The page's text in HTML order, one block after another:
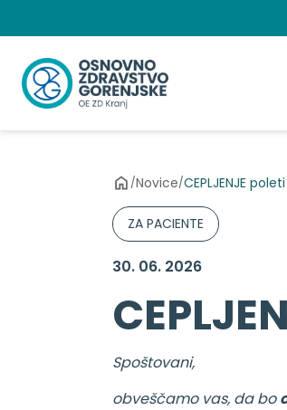
na
vsebino
/Novice/CEPLJENJE poleti
ZA PACIENTE
30. 06. 2026
Spoštovani,
obveščamo vas, da bo